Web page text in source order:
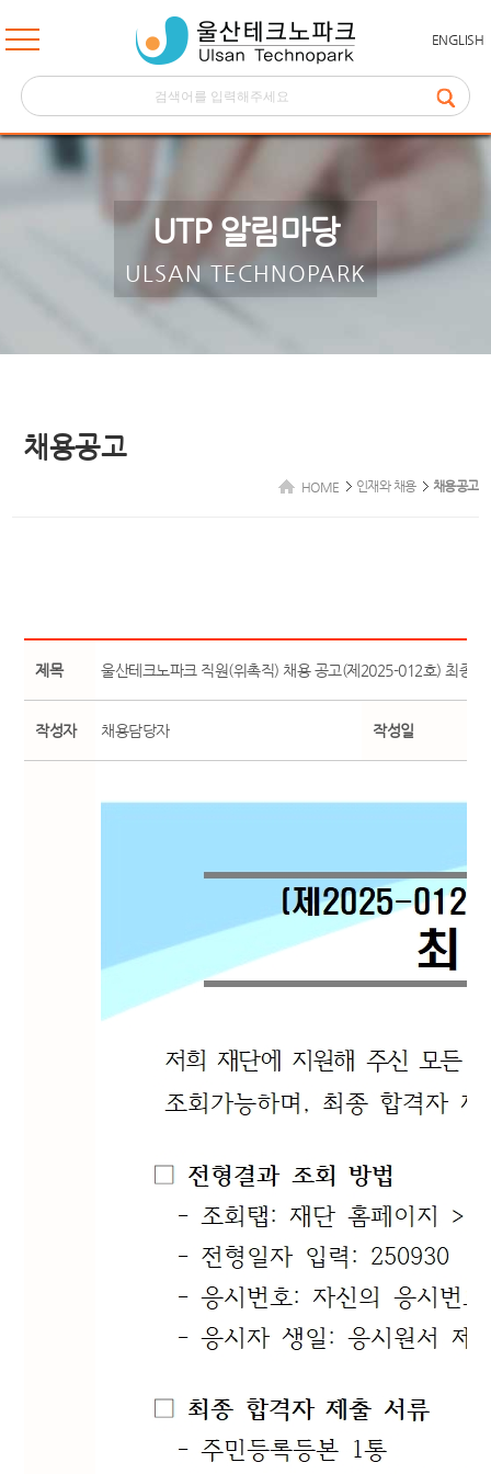
ENGLISH
UTP 알림마당
ULSAN TECHNOPARK
채용공고
HOME 인재와 채용 채용공고
제목 울산테크노파크 직원(위촉직) 채용 공고(제2025-012호) 최종
작성자 채용담당자 작성일